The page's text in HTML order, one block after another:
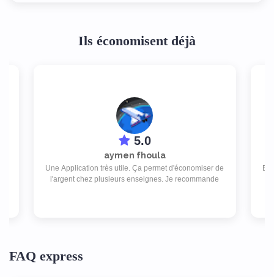
Ils économisent déjà
5.0
aymen fhoula
Une Application très utile. Ça permet d'économiser de
l'argent chez plusieurs enseignes. Je recommande
FAQ express